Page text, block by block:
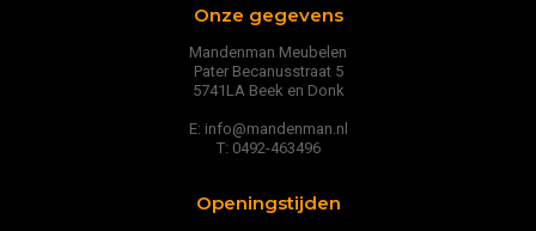
Onze gegevens
Mandenman Meubelen
Pater Becanusstraat 5
5741LA Beek en Donk
E: info@mandenman.nl
T: 0492-463496
Openingstijden